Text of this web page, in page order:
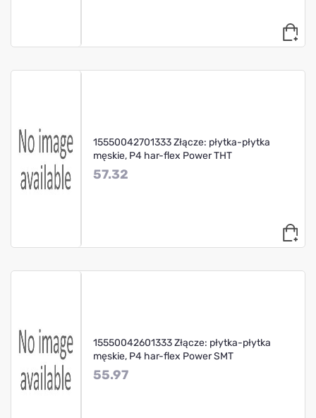
15550042701333 Złącze: płytka-płytka
męskie, P4 har-flex Power THT
57.32
15550042601333 Złącze: płytka-płytka
męskie, P4 har-flex Power SMT
55.97